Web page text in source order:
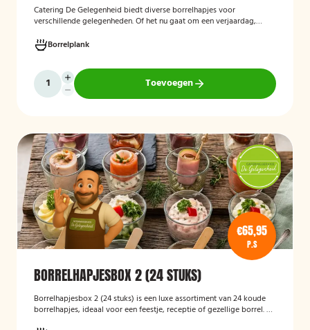
Catering De Gelegenheid biedt diverse borrelhapjes voor
verschillende gelegenheden. Of het nu gaat om een verjaardag,
Hieronder ziet u een selectie uit ons aanbod. De tapasspiesjesschaal
is geschikt voor maximaal 6 personen.
Borrelplank
Toevoegen
€65,95
P.S
BORRELHAPJESBOX 2 (24 STUKS)
Borrelhapjesbox 2 (24 stuks) is een luxe assortiment van 24 koude
borrelhapjes, ideaal voor een feestje, receptie of gezellige borrel. De